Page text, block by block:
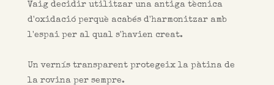
Vaig decidir utilitzar una antiga tècnica
d'oxidació perquè acabés d'harmonitzar amb
l'espai per al qual s'havien creat.
Un vernís transparent protegeix la pàtina de
la rovina per sempre.